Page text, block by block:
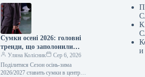
Сумки осені 2026: головні
тренди, що заполонили
подіуми
Уляна Колісник
Сер 6, 2026
Поділитися Сезон осінь-зима
2026/2027 ставить сумки в центр
и